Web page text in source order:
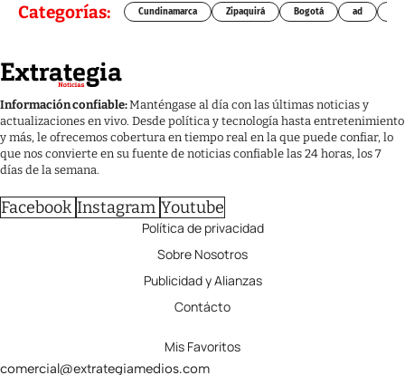
Categorías: Cundinamarca Zipaquirá Bogotá ad
Información confiable:Manténgase al día con las últimas noticias y
actualizaciones en vivo. Desde política y tecnología hasta entretenimiento
y más, le ofrecemos cobertura en tiempo real en la que puede confiar, lo
que nos convierte en su fuente de noticias confiable las 24 horas, los 7
días de la semana.
Facebook Instagram Youtube
Política de privacidad
Sobre Nosotros
Publicidad y Alianzas
Contácto
Mis Favoritos
comercial@extrategiamedios.com